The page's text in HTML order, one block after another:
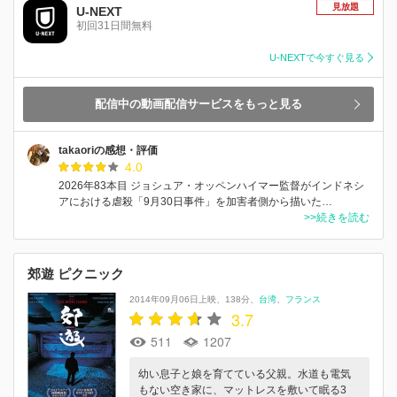
U-NEXT
初回31日間無料
見放題
U-NEXTで今すぐ見る
配信中の動画配信サービスをもっと見る
takaoriの感想・評価
4.0
2026年83本目 ジョシュア・オッペンハイマー監督がインドネシ
アにおける虐殺「9月30日事件」を加害者側から描いた…
>>続きを読む
郊遊 ピクニック
2014年09月06日上映 138分 台湾 フランス
3.7
511 1207
幼い息子と娘を育てている父親。水道も電気
もない空き家に、マットレスを敷いて眠る3